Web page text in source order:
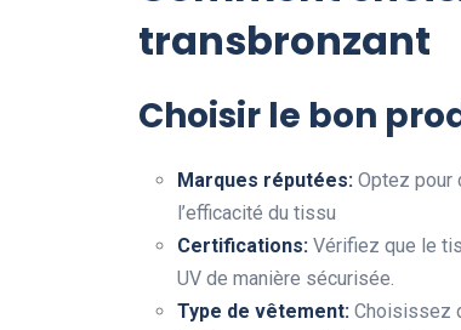
transbronzant
Choisir le bon
Marques réputées: Optez pour
l’efficacité du tissu
Certifications: Vérifiez que le
UV de manière sécurisée.
Type de vêtement: Choisissez